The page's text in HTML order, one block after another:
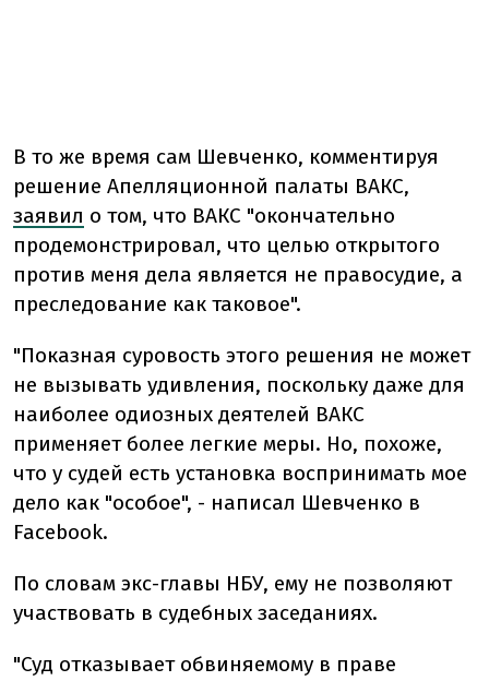
В то же время сам Шевченко, комментируя
решение Апелляционной палаты ВАКС,
заявил о том, что ВАКС "окончательно
продемонстрировал, что целью открытого
против меня дела является не правосудие, а
преследование как таковое".
"Показная суровость этого решения не может
не вызывать удивления, поскольку даже для
наиболее одиозных деятелей ВАКС
применяет более легкие меры. Но, похоже,
что у судей есть установка воспринимать мое
дело как "особое", - написал Шевченко в
Facebook.
По словам экс-главы НБУ, ему не позволяют
участвовать в судебных заседаниях.
"Суд отказывает обвиняемому в праве